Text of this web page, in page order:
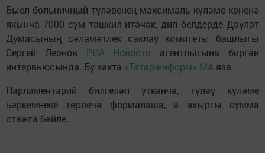
Быел больничный түләвенең максималь күләме көненә
якынча 7000 сум тәшкил итәчәк, дип белдерде Дәүләт
Думасының сәламәтлек саклау комитеты башлыгы
Сергей Леонов РИА Новости агентлыгына биргән
интервьюсында. Бу хакта «Татар-информ» МА яза.
Парламентарий билгеләп үткәнчә, түләү күләме
һәркемнеке төрлечә формалаша, ә ахыргы сумма
стажга бәйле.